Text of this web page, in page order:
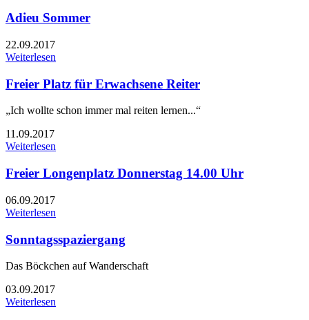
Adieu Sommer
22.09.2017
Weiterlesen
Freier Platz für Erwachsene Reiter
„Ich wollte schon immer mal reiten lernen...“
11.09.2017
Weiterlesen
Freier Longenplatz Donnerstag 14.00 Uhr
06.09.2017
Weiterlesen
Sonntagsspaziergang
Das Böckchen auf Wanderschaft
03.09.2017
Weiterlesen